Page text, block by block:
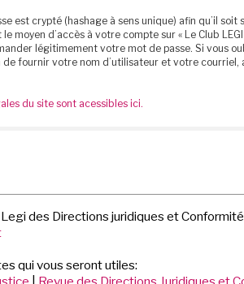
est crypté (hashage à sens unique) afin qu’il
moyen d’accès à votre compte sur « Le Club
légitimement votre mot de passe. Si vous
fournir votre nom d’utilisateur et votre
du site sont acessibles ici.
des Directions juridiques et Conformité
qui vous seront utiles:
Revue des Directions Juridiques et